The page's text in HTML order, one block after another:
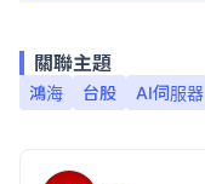
關聯主題
鴻海 台股 AI伺服器